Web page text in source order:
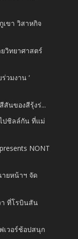
เขา วิสาหกิจ
วิทยาศาสตร์
วมงาน ‘
สันของสีรุ้งร่...
ปชิลล์กัน ที่แม่
NONT
ยหน้าฯ จัด
า ที่โรบินสัน
เวอร์ช้อปสนุก